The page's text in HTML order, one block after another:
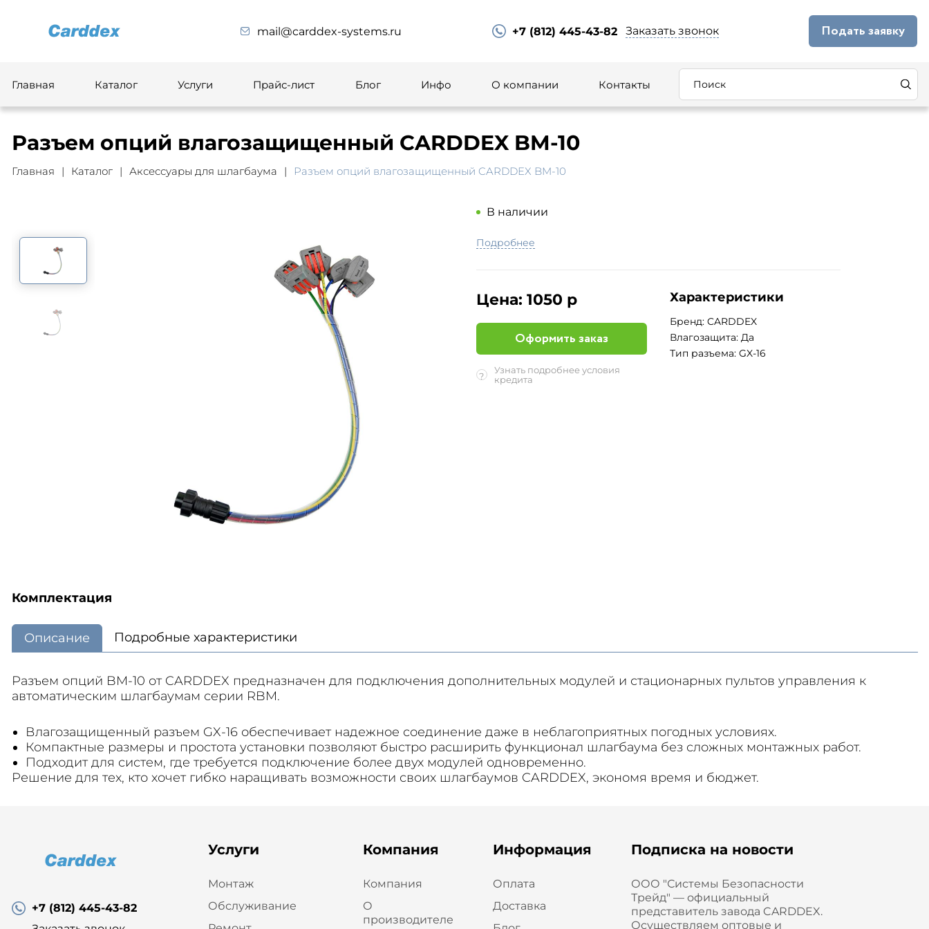
mail@carddex-systems.ru +7 (812) 445-43-82 Заказать звонок Подать заявку
Главная Каталог Услуги Прайс-лист Блог Инфо О компании Контакты
Разъем опций влагозащищенный CARDDEX BM-10
Главная Каталог Аксессуары для шлагбаума Разъем опций влагозащищенный CARDDEX BM-10
В наличии
Подробнее
Цена: 1050 р
Оформить заказ
?
Узнать подробнее условия
кредита
Характеристики
Бренд: CARDDEX
Влагозащита: Да
Тип разъема: GX-16
Комплектация
Описание Подробные характеристики
Разъем опций BM-10 от CARDDEX предназначен для подключения дополнительных модулей и стационарных пультов управления к
автоматическим шлагбаумам серии RBM.
Влагозащищенный разъем GX-16 обеспечивает надежное соединение даже в неблагоприятных погодных условиях.
Компактные размеры и простота установки позволяют быстро расширить функционал шлагбаума без сложных монтажных работ.
Подходит для систем, где требуется подключение более двух модулей одновременно.
Решение для тех, кто хочет гибко наращивать возможности своих шлагбаумов CARDDEX, экономя время и бюджет.
+7 (812) 445-43-82
Услуги
Монтаж
Обслуживание
Компания
Компания
О
производителе
Информация
Оплата
Доставка
Подписка на новости
ООО "Системы Безопасности
Трейд" — официальный
представитель завода CARDDEX.
Осуществляем оптовые и